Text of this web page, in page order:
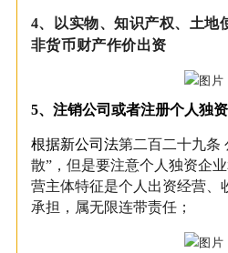
4、以实物、知识产权、土地
非货币财产作价出资
5、 注销公司或者注册个人独
根据新公司法第二百二十九条
散”，但是要注意个人独资企
营主体特征是个人出资经营、
承担，属无限连带责任；